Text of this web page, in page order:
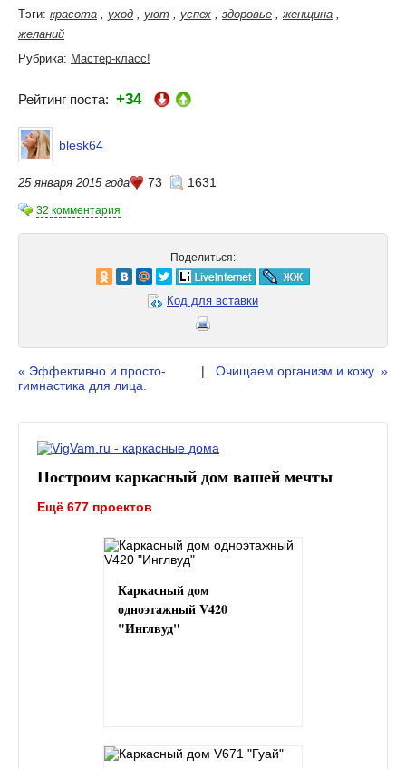
Тэги: красота , уход , уют , успех , здоровье ,женщина ,
желаний
Рубрика: Мастер-класс!
Рейтинг поста: +34
blesk64
25 января 2015 года 73 1631
32 комментария
Поделиться:
Код для вставки
« Эффективно и просто-
гимнастика для лица.
| Очищаем организм и кожу. »
Построим каркасный дом вашей мечты
Ещё 677 проектов
Каркасный дом
одноэтажный V420
"Инглвуд"